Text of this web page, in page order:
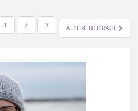
1 2 3 ÄLTERE BEITRÄGE